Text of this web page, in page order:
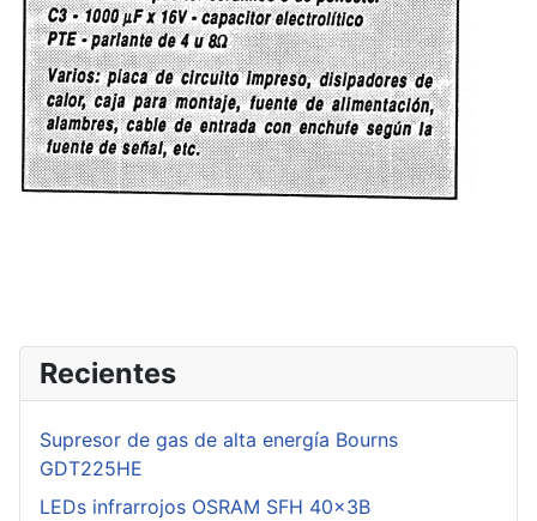
Recientes
Supresor de gas de alta energía Bourns
GDT225HE
LEDs infrarrojos OSRAM SFH 40x3B